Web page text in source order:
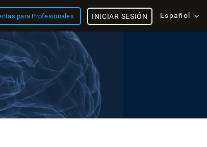
para Profesionales Español
INICIAR SESIÓN